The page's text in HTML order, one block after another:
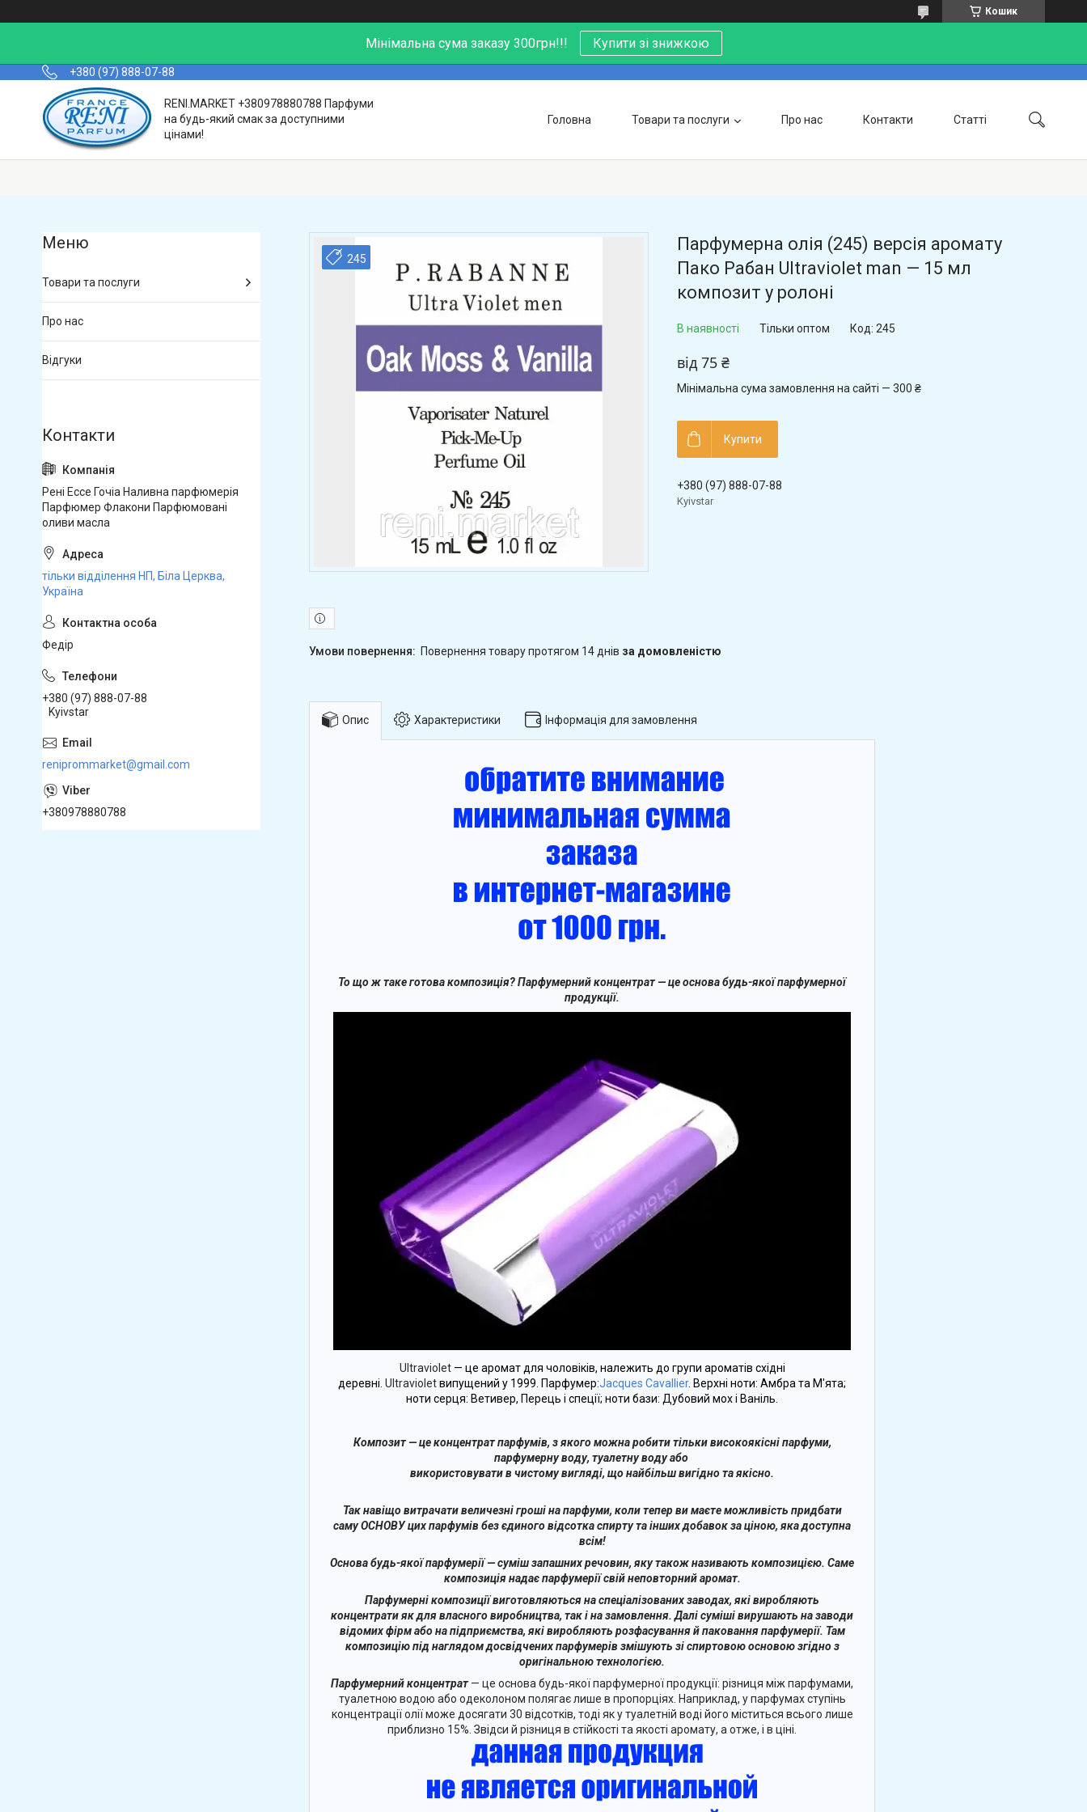
Кошик
Мінімальна сума заказу 300грн!!! Купити зі знижкою
+380 (97) 888-07-88
RENI.MARKET +380978880788 Парфуми
на будь-який смак за доступними
цінами!
Головна Товари та послуги Про нас Контакти Статті
245
Парфумерна олія (245) версія аромату
Пако Рабан Ultraviolet man — 15 мл
композит у ролоні
В наявності Тільки оптом Код: 245
від 75 ₴
Мінімальна сума замовлення на сайті — 300 ₴
Купити
+380 (97) 888-07-88
Kyivstar
повернення товару протягом 14 днів за домовленістю
Опис Характеристики Інформація для замовлення
То що ж таке готова композиція? Парфумерний концентрат — це основа будь-якої парфумерної
продукції.
Ultraviolet — це аромат для чоловіків, належить до групи ароматів східні
деревні. Ultravioletвипущений у 1999. Парфумер:Jacques Cavallier. Верхні ноти: Амбра та М'ята;
ноти серця: Ветивер, Перець і спеції; ноти бази: Дубовий мох і Ваніль.
Композит — це концентрат парфумів, з якого можна робити тільки високоякісні парфуми,
парфумерну воду, туалетну воду або
використовувати в чистому вигляді, що найбільш вигідно та якісно.
Так навіщо витрачати величезні гроші на парфуми, коли тепер ви маєте можливість придбати
саму ОСНОВУ цих парфумів без єдиного відсотка спирту та інших добавок за ціною, яка доступна
всім!
Основа будь-якої парфумерії — суміш запашних речовин, яку також називають композицією. Саме
композиція надає парфумерії свій неповторний аромат.
Парфумерні композиції виготовляються на спеціалізованих заводах, які виробляють
концентрати як для власного виробництва, так і на замовлення. Далі суміші вирушають на заводи
відомих фірм або на підприємства, які виробляють розфасування й паковання парфумерії. Там
композицію під наглядом досвідчених парфумерів змішують зі спиртовою основою згідно з
оригінальною технологією.
Парфумерний концентрат— це основа будь-якої парфумерної продукції: різниця між парфумами,
туалетною водою або одеколоном полягає лише в пропорціях. Наприклад, у парфумах ступінь
концентрації олії може досягати 30 відсотків, тоді як у туалетній воді його міститься всього лише
приблизно 15%. Звідси й різниця в стійкості та якості аромату, а отже, і в ціні.
Товари та послуги
Про нас
Відгуки
Рені Ессе Гочіа Наливна парфюмерія
Парфюмер Флакони Парфюмовані
оливи масла
тільки відділення НП, Біла Церква,
Україна
Федір
+380 (97) 888-07-88
Kyivstar
reniprommarket@gmail.com
+380978880788